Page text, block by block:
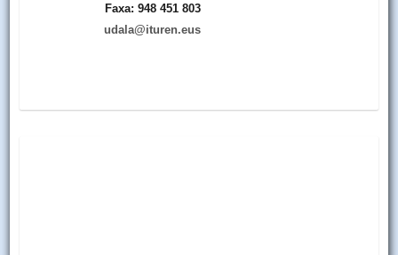
Faxa: 948 451 803
udala@ituren.eus